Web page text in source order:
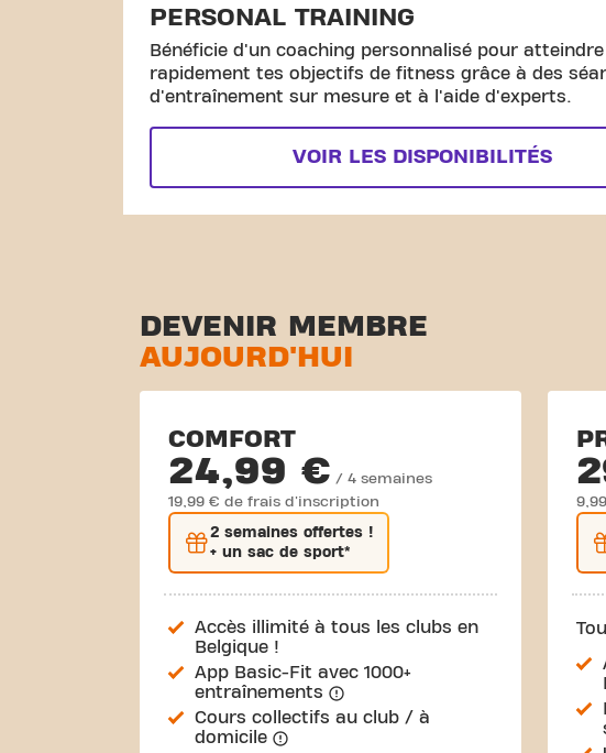
PERSONAL TRAINING
Bénéficie d'un coaching personnalisé pour
rapidement tes objectifs de fitness grâce à des
d'entraînement sur mesure et à l'aide d'experts.
VOIR LES DISPONIBILITÉS
DEVENIR MEMBRE
AUJOURD'HUI
COMFORT
24,99 € / 4 semaines
19,99 € de frais d'inscription
2 semaines offertes !
+ un sac de sport*
Accès illimité à tous les clubs en
Belgique !
App Basic-Fit avec 1000+
entraînements
Cours collectifs au club / à
domicile